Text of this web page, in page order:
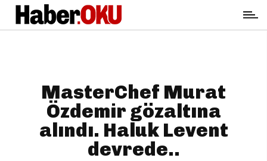
MasterChef Murat
Özdemir gözaltına
alındı. Haluk Levent
devrede..